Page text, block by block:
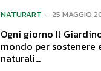
NATURART - 25 MAGGIO
Ogni giorno Il
mondo per
naturali...